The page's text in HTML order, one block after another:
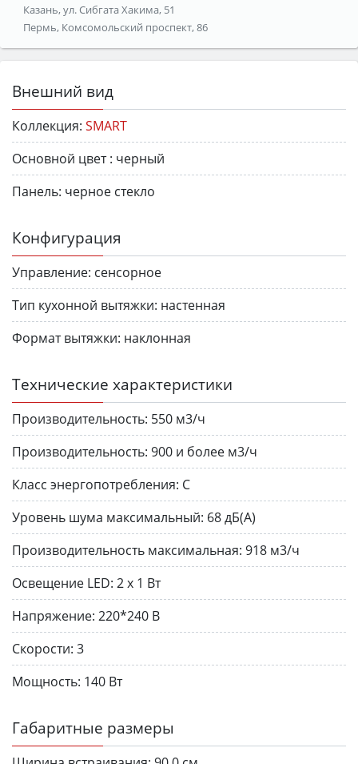
Казань, ул. Сибгата Хакима, 51
Пермь, Комсомольский проспект, 86
Внешний вид
Коллекция: SMART
Основной цвет : черный
Панель: черное стекло
Конфигурация
Управление: сенсорное
Тип кухонной вытяжки: настенная
Формат вытяжки: наклонная
Технические характеристики
Производительность: 550 м3/ч
Производительность: 900 и более м3/ч
Класс энергопотребления: C
Уровень шума максимальный: 68 дБ(A)
Производительность максимальная: 918 м3/ч
Освещение LED: 2 х 1 Вт
Напряжение: 220*240 В
Скорости: 3
Мощность: 140 Вт
Габаритные размеры